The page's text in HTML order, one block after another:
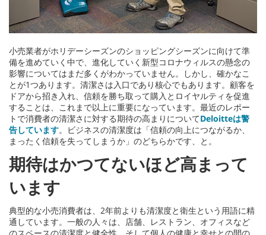
小売業者がホリデーシーズンのショッピングシーズンに向けて準
備を進めていく中で、進化していく新型コロナウィルスの懸念の
影響についてはまだ多くがわかっていません。しかし、確かなこ
とが1つあります。清潔さは入口であり核心でもあります。顧客を
ドアから招き入れ、信頼を勝ち取って購入とロイヤルティを促進
することは、これまで以上に重要になっています。最近のレポー
トで消費者の清潔さに対する期待の高まりについてDeloitteは警
告しています。ビジネスの清潔度は「信頼の向上につながるか、
まったく信頼を失ってしまうか」のどちらかです、と。
期待はかつてないほど高まって
います
典型的な小売消費者は、2年前よりも清潔度と衛生という用語に精
通しています。一般の人々は、店舗、レストラン、オフィスなど